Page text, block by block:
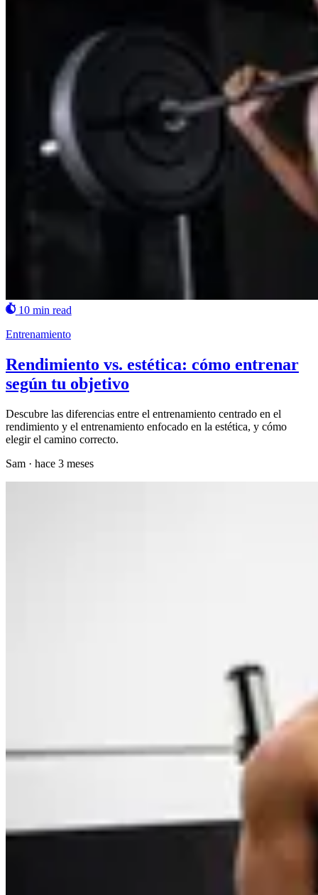
10 min read
Entrenamiento
Rendimiento vs. estética: cómo entrenar
según tu objetivo
Descubre las diferencias entre el entrenamiento centrado en el
rendimiento y el entrenamiento enfocado en la estética, y cómo
elegir el camino correcto.
Sam · hace 3 meses